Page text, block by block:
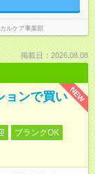
ルケア事業部
掲載日：2026.08.08
NEW
ョンで買い
ブランクOK